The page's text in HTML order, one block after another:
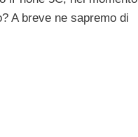
A breve ne sapremo di